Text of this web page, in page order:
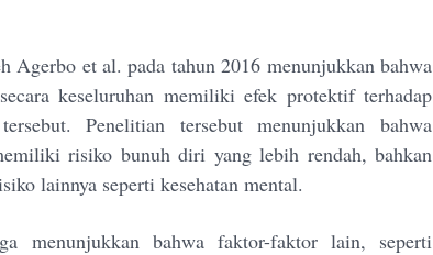
Agerbo et al. pada tahun 2016 menunjukkan bahwa
keseluruhan memiliki efek protektif terhadap
Penelitian tersebut menunjukkan bahwa
risiko bunuh diri yang lebih rendah, bahkan
lainnya seperti kesehatan mental.
menunjukkan bahwa faktor-faktor lain, seperti